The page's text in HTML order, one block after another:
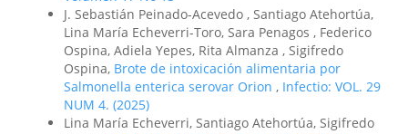
J. Sebastián Peinado-Acevedo , Santiago Atehortúa,
Lina María Echeverri-Toro, Sara Penagos , Federico
Ospina, Adiela Yepes, Rita Almanza , Sigifredo
Ospina, Brote de intoxicación alimentaria por
Salmonella enterica serovar Orion , Infectio: VOL. 29
NUM 4. (2025)
Lina María Echeverri, Santiago Atehortúa, Sigifredo